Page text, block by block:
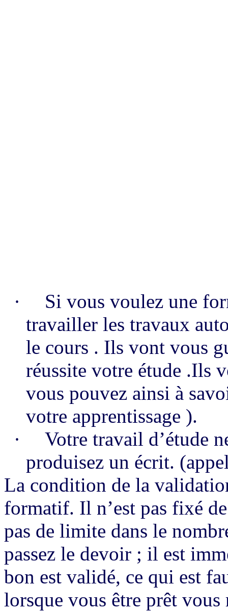
·
Si vous voulez une
travailler les travaux
le cours . Ils vont vous
réussite votre étude .Ils
vous pouvez ainsi à
votre apprentissage ).
·
Votre travail d’étude
produisez un écrit.
La condition de la
formatif. Il n’est pas fixé
pas de limite dans le
passez le devoir ; il est
bon est validé, ce qui est
lorsque vous être prêt